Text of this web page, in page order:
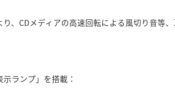
、CDメディアの高速回転による風切り音等
ランプ」を搭載：